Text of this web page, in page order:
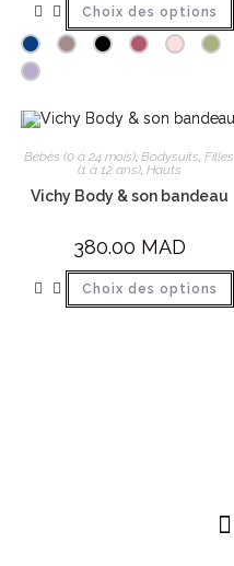
Choix des options
Bébés (0 à 24 mois),Bodysuits,Filles
(1 à 12 ans), Hauts
Vichy Body & son bandeau
380.00 MAD
Choix des options